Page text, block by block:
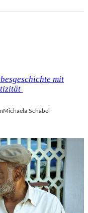
mit
Michaela Schabel